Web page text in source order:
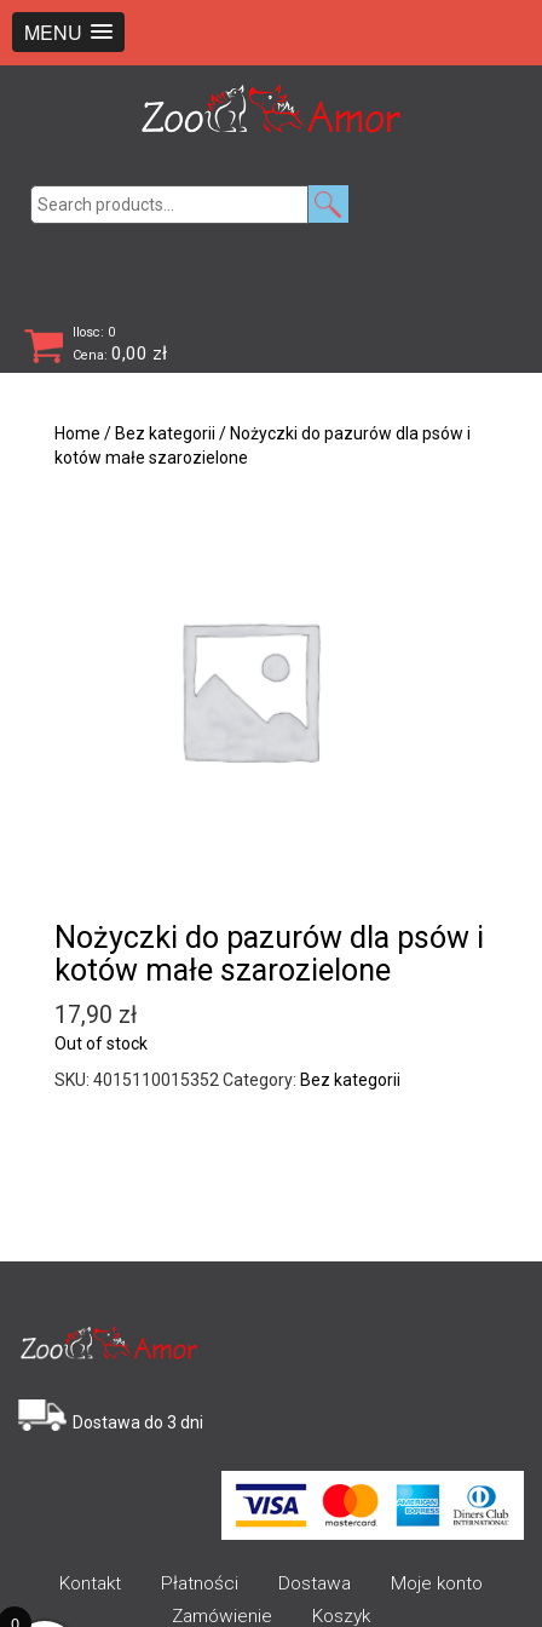
MENU
Ilosc: 0
Cena: 0,00 zł
Home / Bez kategorii / Nożyczki do pazurów dla psów i
kotów małe szarozielone
Nożyczki do pazurów dla psów i
kotów małe szarozielone
17,90 zł
Out of stock
SKU: 4015110015352 Category: Bez kategorii
Dostawa do 3 dni
Kontakt Płatności Dostawa
Moje konto
Zamówienie
Koszyk